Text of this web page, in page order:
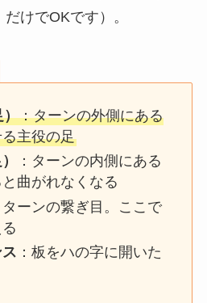
けでOKです）。
）：ターンの外側にある
主役の足
：ターンの内側にある
曲がれなくなる
ターンの繋ぎ目。ここで
：板をハの字に開いた